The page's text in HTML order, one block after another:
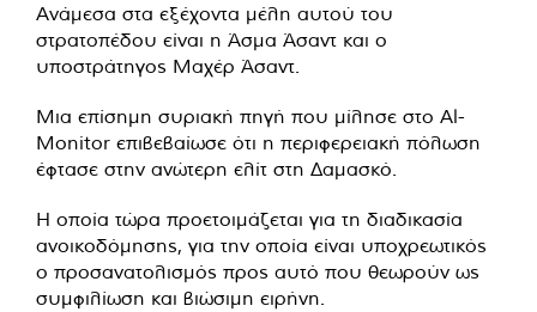
Ανάμεσα στα εξέχοντα μέλη αυτού του
στρατοπέδου είναι η Άσμα Άσαντ και ο
υποστράτηγος Μαχέρ Άσαντ.
Μια επίσημη συριακή πηγή που μίλησε στο Al-
Monitor επιβεβαίωσε ότι η περιφερειακή πόλωση
έφτασε στην ανώτερη ελίτ στη Δαμασκό.
Η οποία τώρα προετοιμάζεται για τη διαδικασία
ανοικοδόμησης, για την οποία είναι υποχρεωτικός
ο προσανατολισμός προς αυτό που θεωρούν ως
συμφιλίωση και βιώσιμη ειρήνη.